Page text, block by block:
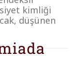
kimliği
düşünen